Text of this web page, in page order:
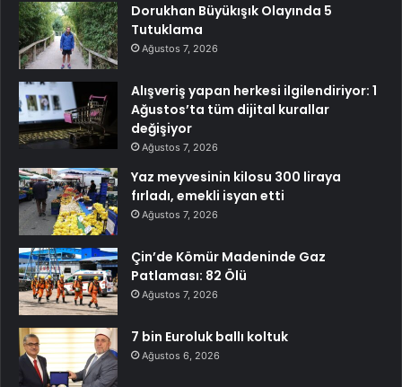
Dorukhan Büyükışık Olayında 5
Tutuklama
Ağustos 7, 2026
Alışveriş yapan herkesi ilgilendiriyor: 1
Ağustos’ta tüm dijital kurallar
değişiyor
Ağustos 7, 2026
Yaz meyvesinin kilosu 300 liraya
fırladı, emekli isyan etti
Ağustos 7, 2026
Çin’de Kömür Madeninde Gaz
Patlaması: 82 Ölü
Ağustos 7, 2026
7 bin Euroluk ballı koltuk
Ağustos 6, 2026